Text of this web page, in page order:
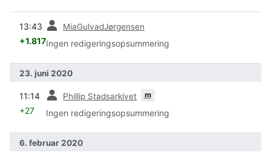
13:43 MiaGulvadJørgensen
+1.817Ingen redigeringsopsummering
23. juni 2020
11:14 Phillip Stadsarkivet m
+27 Ingen redigeringsopsummering
6. februar 2020